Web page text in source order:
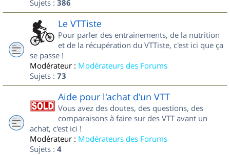
Sujets : 386
Le VTTiste
Pour parler des entrainements, de la nutrition
et de la récupération du VTTiste, c'est ici que ça
se passe !
Modérateur : Modérateurs des Forums
Sujets : 73
Aide pour l'achat d'un VTT
Vous avez des doutes, des questions, des
comparaisons à faire sur des VTT avant un
achat, c'est ici !
Modérateur : Modérateurs des Forums
Sujets : 4